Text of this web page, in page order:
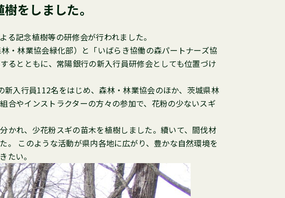
をしました。
記念植樹等の研修会が行われました。
・林業協会緑化部）と「いばらき協働の森パートナーズ協
るとともに、常陽銀行の新入行員研修会としても位置づけ
入行員112名をはじめ、森林・林業協会のほか、茨城県林
合やインストラクターの方々の参加で、花粉の少ないスギ
れ、少花粉スギの苗木を植樹しました。續いて、間伐材
このような活動が県内各地に広がり、豊かな自然環境を
たい。